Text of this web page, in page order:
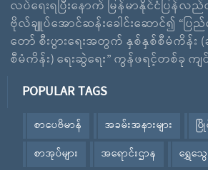
လပ်ရေးရပြီးနောက် မြန်မာနိုင်ငံပြ
ဗိုလ်ချူပ်အောင်ဆန်းခေါင်းဆောင်၍ “ပြ
တော် စီးပွားရေးအတွက် နှစ်နှစ်စီမံကိန်
စီမံကိန်း) ရေးဆွဲရေး” ကွန်ဖရင့်တစ်ခု ကျ
POPULAR TAGS
စာပေဗိမာန် အခမ်းအနားများ
ပ
စာအုပ်များ
အရောင်းဌာန
ရွှေသွေ